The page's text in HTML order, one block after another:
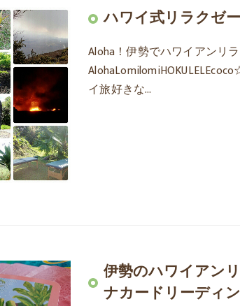
ハワイ式リラクゼ
Aloha！伊勢でハワイアンリ
イ旅好きな…
伊勢のハワイアン
ナカードリーディ